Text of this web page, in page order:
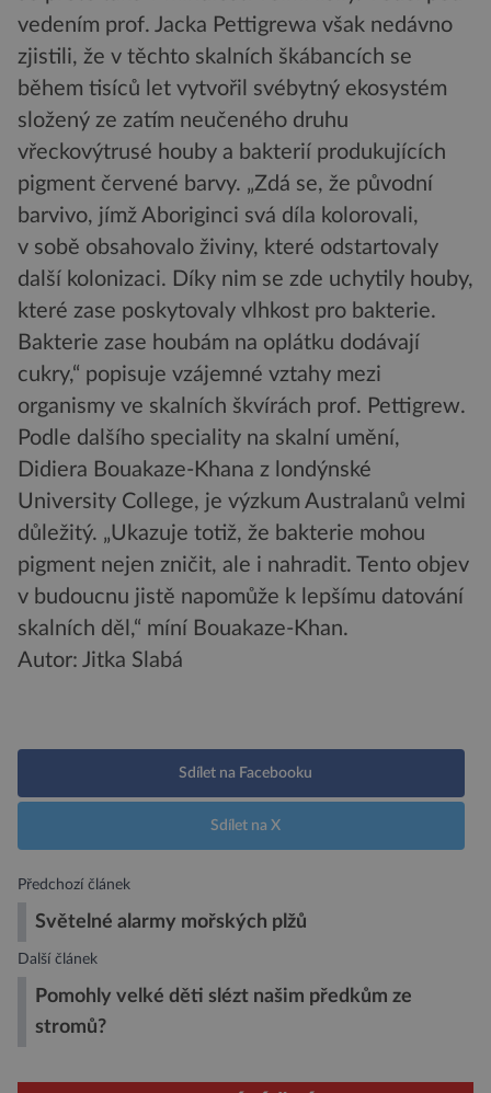
vedením prof. Jacka Pettigrewa však nedávno
zjistili, že v těchto skalních škábancích se
během tisíců let vytvořil svébytný ekosystém
složený ze zatím neučeného druhu
vřeckovýtrusé houby a bakterií produkujících
pigment červené barvy. „Zdá se, že původní
barvivo, jímž Aboriginci svá díla kolorovali,
v sobě obsahovalo živiny, které odstartovaly
další kolonizaci. Díky nim se zde uchytily houby,
které zase poskytovaly vlhkost pro bakterie.
Bakterie zase houbám na oplátku dodávají
cukry,“ popisuje vzájemné vztahy mezi
organismy ve skalních škvírách prof. Pettigrew.
Podle dalšího speciality na skalní umění,
Didiera Bouakaze-Khana z londýnské
University College, je výzkum Australanů velmi
důležitý. „Ukazuje totiž, že bakterie mohou
pigment nejen zničit, ale i nahradit. Tento objev
v budoucnu jistě napomůže k lepšímu datování
skalních děl,“ míní Bouakaze-Khan.
Autor: Jitka Slabá
Sdílet na Facebooku
Sdílet na X
Předchozí článek
Světelné alarmy mořských plžů
Další článek
Pomohly velké děti slézt našim předkům ze
stromů?